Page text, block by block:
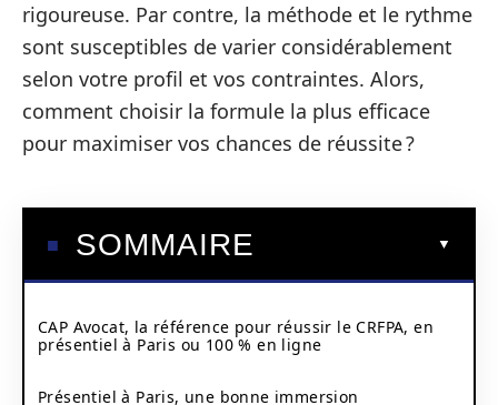
rigoureuse. Par contre, la méthode et le rythme
sont susceptibles de varier considérablement
selon votre profil et vos contraintes. Alors,
comment choisir la formule la plus efficace
pour maximiser vos chances de réussite ?
SOMMAIRE
CAP Avocat, la référence pour réussir le CRFPA, en
présentiel à Paris ou 100 % en ligne
Présentiel à Paris, une bonne immersion